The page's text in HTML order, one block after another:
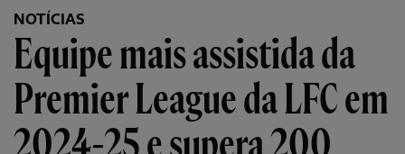
NOTÍCIAS
Equipe mais assistida da
Premier League da LFC em